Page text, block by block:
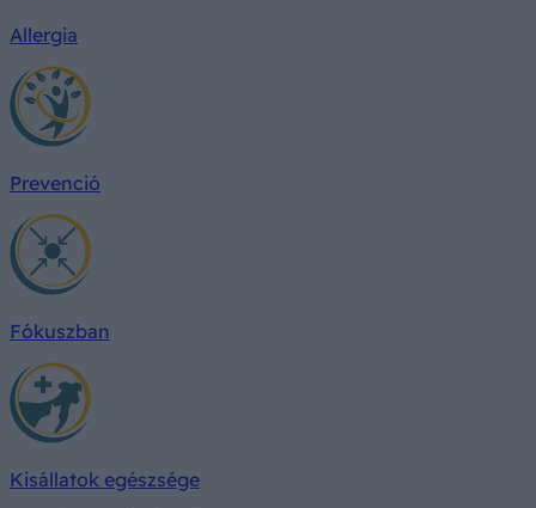
Allergia
Prevenció
Fókuszban
Kisállatok egészsége